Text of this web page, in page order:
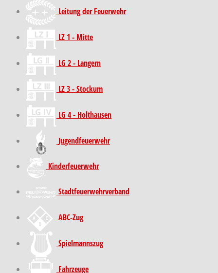
Leitung der Feuerwehr
LZ 1 - Mitte
LG 2 - Langern
LZ 3 - Stockum
LG 4 - Holthausen
Jugendfeuerwehr
Kinder­feuer­wehr
Stadt­feuer­wehr­verband
ABC-Zug
Spielmannszug
Fahrzeuge